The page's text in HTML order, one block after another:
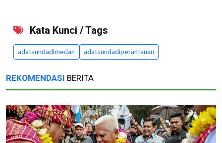
Kata Kunci / Tags
adatsundadimedan adatsundadiperantauan
REKOMENDASI BERITA